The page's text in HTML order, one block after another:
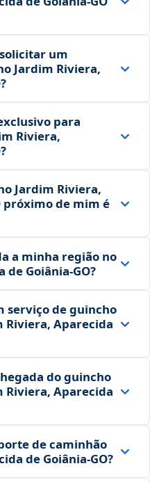
um
Jardim Riviera,
para
Riviera,
Jardim Riviera,
próximo de mim é
a minha região no
Goiânia‑GO?
serviço de guincho
Riviera, Aparecida
do guincho
Riviera, Aparecida
de caminhão
de Goiânia‑GO?